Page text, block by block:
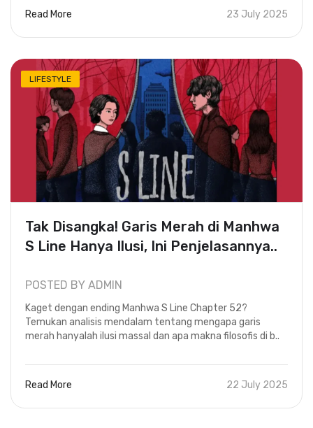
Read More 23 July 2025
LIFESTYLE
Tak Disangka! Garis Merah di Manhwa
S Line Hanya Ilusi, Ini Penjelasannya..
POSTED BY ADMIN
Kaget dengan ending Manhwa S Line Chapter 52?
Temukan analisis mendalam tentang mengapa garis
merah hanyalah ilusi massal dan apa makna filosofis di b..
Read More 22 July 2025